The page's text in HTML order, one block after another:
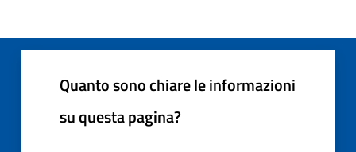
Quanto sono chiare le informazioni
su questa pagina?